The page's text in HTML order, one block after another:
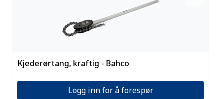
Kjederørtang, kraftig - Bahco
Logg inn for å forespør